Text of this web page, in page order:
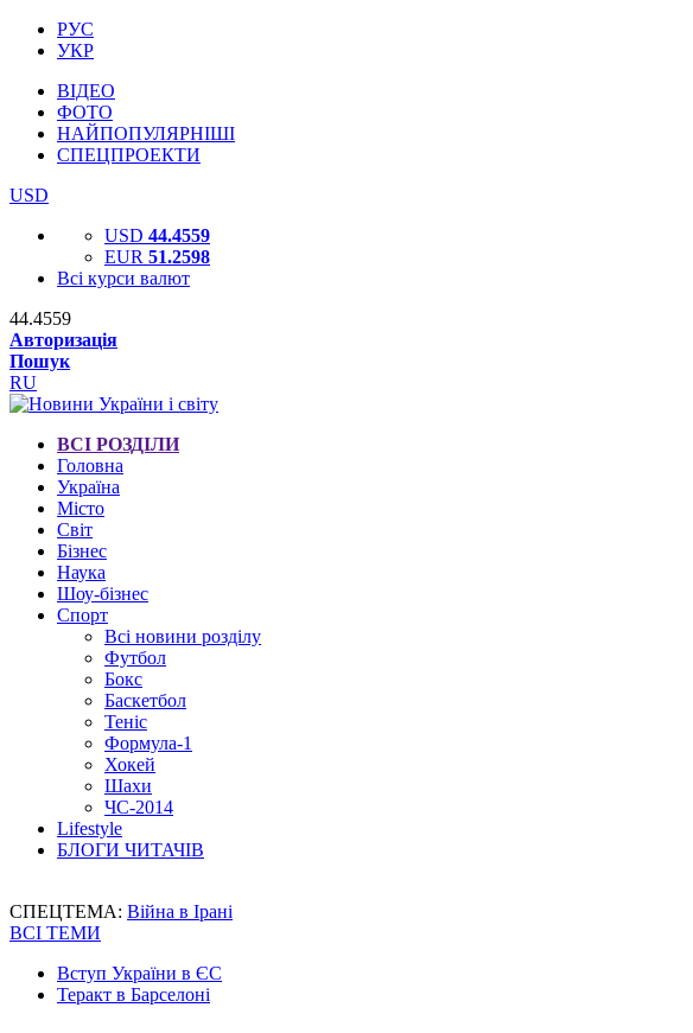
РУС
УКР
ВІДЕО
ФОТО
НАЙПОПУЛЯРНІШІ
СПЕЦПРОЕКТИ
USD
USD 44.4559
EUR 51.2598
Всі курси валют
44.4559
Авторизація
Пошук
RU
ВСІ РОЗДІЛИ
Головна
Україна
Місто
Світ
Бізнес
Наука
Шоу-бізнес
Спорт
Всі новини розділу
Футбол
Бокс
Баскетбол
Теніс
Формула-1
Хокей
Шахи
ЧС-2014
Lifestyle
БЛОГИ ЧИТАЧІВ
СПЕЦТЕМА: Війна в Ірані
ВСІ ТЕМИ
Вступ України в ЄС
Теракт в Барселоні